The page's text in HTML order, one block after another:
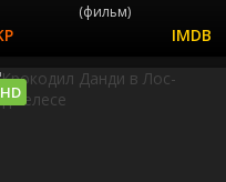
(фильм)
HD